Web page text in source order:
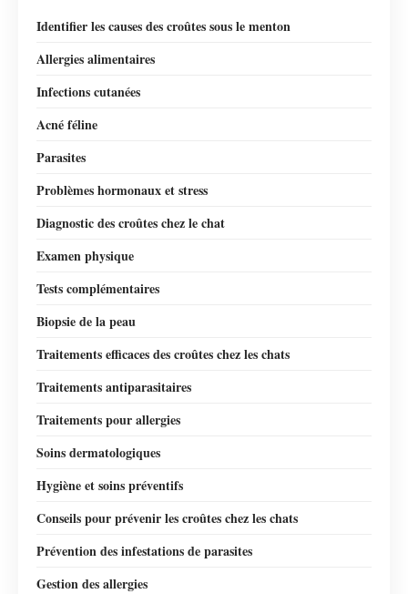
Identifier les causes des croûtes sous le menton
Allergies alimentaires
Infections cutanées
Acné féline
Parasites
Problèmes hormonaux et stress
Diagnostic des croûtes chez le chat
Examen physique
Tests complémentaires
Biopsie de la peau
Traitements efficaces des croûtes chez les chats
Traitements antiparasitaires
Traitements pour allergies
Soins dermatologiques
Hygiène et soins préventifs
Conseils pour prévenir les croûtes chez les chats
Prévention des infestations de parasites
Gestion des allergies